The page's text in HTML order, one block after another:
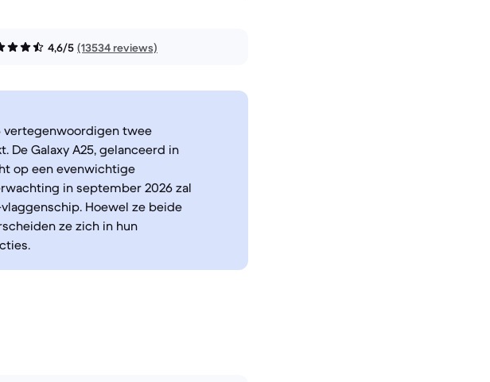
4,6/5 (13534 reviews)
vertegenwoordigen twee
Galaxy A25, gelanceerd in
op een evenwichtige
in september 2026 zal
Hoewel ze beide
ze zich in hun